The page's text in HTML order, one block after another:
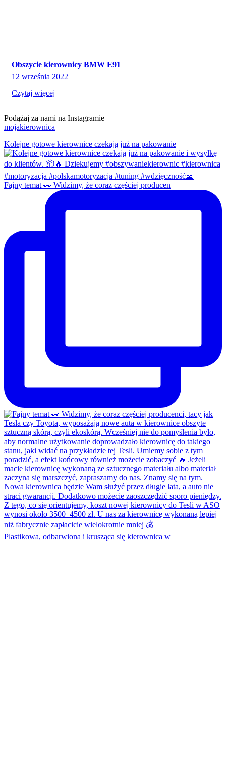
Obszycie kierownicy BMW E91
12 września 2022
Czytaj więcej
Podążaj za nami na Instagramie
mojakierownica
Kolejne gotowe kierownice czekają już na pakowanie
Fajny temat 👀 Widzimy, że coraz częściej producen
Plastikowa, odbarwiona i krusząca się kierownica w